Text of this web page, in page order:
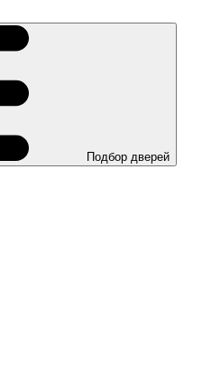
Подбор дверей